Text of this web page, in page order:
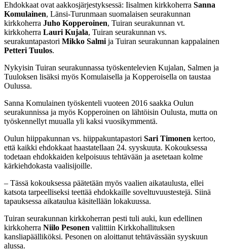
Ehdokkaat ovat aakkosjärjestyksessä: Iisalmen kirkkoherra Sanna
Komulainen, Länsi-Turunmaan suomalaisen seurakunnan
kirkkoherra Juho Kopperoinen, Tuiran seurakunnan vt.
kirkkoherra Lauri Kujala, Tuiran seurakunnan vs.
seurakuntapastori Mikko Salmija Tuiran seurakunnan kappalainen
Petteri Tuulos.
Nykyisin Tuiran seurakunnassa työskentelevien Kujalan, Salmen ja
Tuuloksen lisäksi myös Komulaisella ja Kopperoisella on taustaa
Oulussa.
Sanna Komulainen työskenteli vuoteen 2016 saakka Oulun
seurakunnissa ja myös Kopperoinen on lähtöisin Oulusta, mutta on
työskennellyt muualla yli kaksi vuosikymmentä.
Oulun hiippakunnan vs. hiippakuntapastori Sari Timonen kertoo,
että kaikki ehdokkaat haastatellaan 24. syyskuuta. Kokouksessa
todetaan ehdokkaiden kelpoisuus tehtävään ja asetetaan kolme
kärkiehdokasta vaalisijoille.
– Tässä kokouksessa päätetään myös vaalien aikataulusta, ellei
katsota tarpeelliseksi teettää ehdokkaille soveltuvuustestejä. Siinä
tapauksessa aikataulua käsitellään lokakuussa.
Tuiran seurakunnan kirkkoherran pesti tuli auki, kun edellinen
kirkkoherra Niilo Pesonen valittiin Kirkkohallituksen
kansliapäälliköksi. Pesonen on aloittanut tehtävässään syyskuun
alussa.